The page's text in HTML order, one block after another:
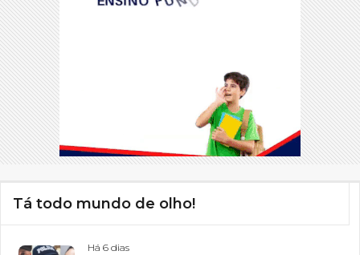
Tá todo mundo de olho!
Há 6 dias